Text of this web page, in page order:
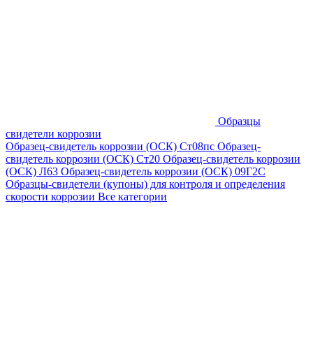
Образцы
свидетели коррозии
Образец-свидетель коррозии (ОСК) Ст08пс Образец-
свидетель коррозии (ОСК) Ст20 Образец-свидетель коррозии
(ОСК) Л63 Образец-свидетель коррозии (ОСК) 09Г2С
Образцы-свидетели (купоны) для контроля и определения
скорости коррозии Все категории